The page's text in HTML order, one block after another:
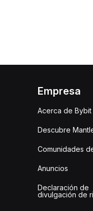
Empresa
Acerca de Bybit
Descubre
Comunidades
Anuncios
Declaración de
divulgación de